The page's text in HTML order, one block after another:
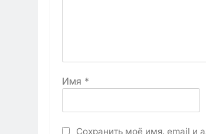
Имя *
Сохранить моё имя, email и